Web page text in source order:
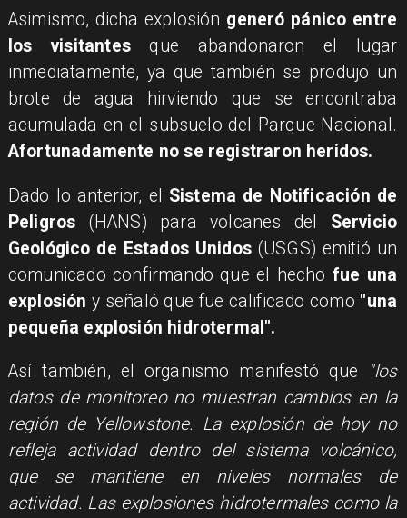
Asimismo, dicha explosión generó pánico entre
los visitantesque abandonaron el lugar
inmediatamente, ya que también se produjo un
brote de agua hirviendo que se encontraba
acumulada en el subsuelo del Parque Nacional.
Afortunadamente no se registraron heridos.
Dado lo anterior, el Sistema de Notificación de
Peligros (HANS) para volcanes del Servicio
Geológico de Estados Unidos(USGS) emitió un
comunicado confirmando que el hecho fue una
explosión y señaló que fue calificado como "una
pequeña explosión hidrotermal".
Así también, el organismo manifestó que
"los
datos de monitoreo no muestran cambios en la
región de Yellowstone. La explosión de hoy no
refleja actividad dentro del sistema volcánico,
que se mantiene en niveles normales de
actividad. Las explosiones hidrotermales como la